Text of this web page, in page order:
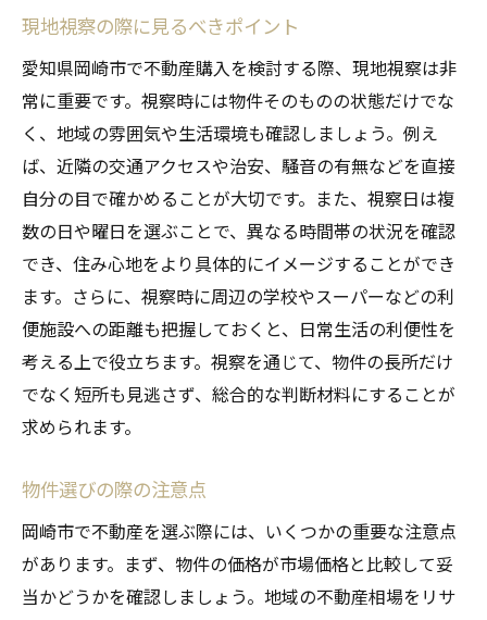
現地視察の際に見るべきポイント
愛知県岡崎市で不動産購入を検討する際、現地視察は非
常に重要です。視察時には物件そのものの状態だけでな
く、地域の雰囲気や生活環境も確認しましょう。例え
ば、近隣の交通アクセスや治安、騒音の有無などを直接
自分の目で確かめることが大切です。また、視察日は複
数の日や曜日を選ぶことで、異なる時間帯の状況を確認
でき、住み心地をより具体的にイメージすることができ
ます。さらに、視察時に周辺の学校やスーパーなどの利
便施設への距離も把握しておくと、日常生活の利便性を
考える上で役立ちます。視察を通じて、物件の長所だけ
でなく短所も見逃さず、総合的な判断材料にすることが
求められます。
物件選びの際の注意点
岡崎市で不動産を選ぶ際には、いくつかの重要な注意点
があります。まず、物件の価格が市場価格と比較して妥
当かどうかを確認しましょう。地域の不動産相場をリサ